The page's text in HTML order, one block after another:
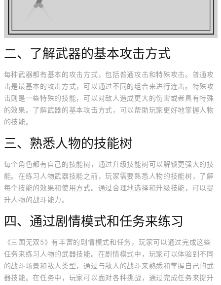
二、了解武器的基本攻击方式
每种武器都有基本的攻击方式，包括普通攻击和特殊攻击。普通攻
击是最基本的攻击方式，可以通过不同的组合来进行连击。特殊攻
击则是一些特殊的技能，可以对敌人造成更大的伤害或者具有特殊
的效果。了解武器的基本攻击方式，可以帮助玩家更好地掌握人物
的技能。
三、熟悉人物的技能树
每个角色都有自己的技能树，通过升级技能树可以解锁更强大的技
能。在练习人物武器技能之前，玩家需要熟悉人物的技能树，了解
每个技能的效果和使用方式。通过合理地选择和升级技能，可以提
升人物的战斗能力。
四、通过剧情模式和任务来练习
《三国无双5》有丰富的剧情模式和任务，玩家可以通过完成这些
任务来练习人物的武器技能。在剧情模式中，玩家可以体验到不同
的战斗场景和敌人类型，通过与敌人的战斗来熟悉和掌握自己的武
器技能。在任务中，玩家可以面对各种挑战，通过完成任务来提升